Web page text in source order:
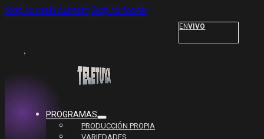
Skip to main content Skip to footer
ENVIVO
PROGRAMAS
PRODUCCIÓN PROPIA
VARIEDADES